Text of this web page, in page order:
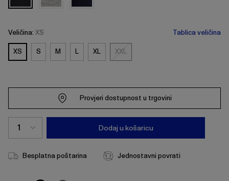
Veličina: XS Tablica veličina
XS S M L XL XXL
XXL
Provjeri dostupnost u trgovini
Dodaj u košaricu
Besplatna poštarina Jednostavni povrati